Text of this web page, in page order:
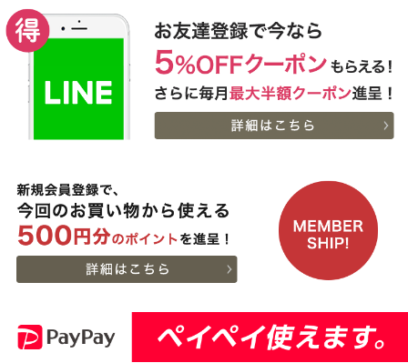
9
18:03:00
すき焼き懐石◆すき焼き
2026-
08-08
17:30:00
神奈川
県
[家庭用] A5等級神戸牛
ランプステーキ 200ｇ〜
11
08-08
神奈川
[家庭用] A5等級神戸牛
12
08-08
東京都
神戸牛目録 選べるセッ
ト ８千円
2026-
08-08
13:45:00
兵庫県
[家庭用] A5等級神戸牛
特選ももしゃぶしゃぶ
14
2026-
08-08
13:42:00
大阪府
神戸牛目録 選べるセッ
ト ８千円